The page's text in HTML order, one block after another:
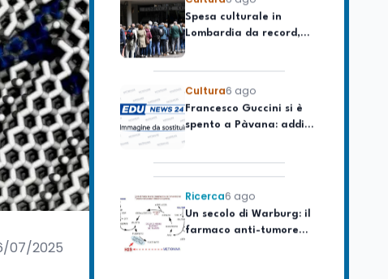
07/2025
Lombardia da record,
ma la voragine Nord-
Cultura6 ago
Francesco Guccini si è
spento a Pàvana: addio
al Maestrone
Ricerca6 ago
Un secolo di Warburg: il
farmaco anti-tumore
che accende la glicolisi